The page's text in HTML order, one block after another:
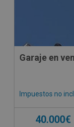
Garaje en
Impuestos no
40.000€